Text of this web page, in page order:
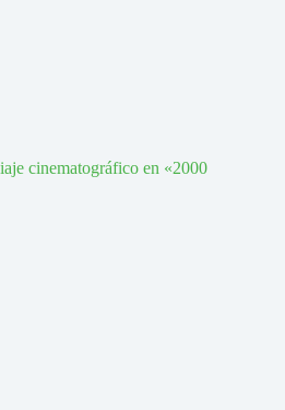
cinematográfico en «2000